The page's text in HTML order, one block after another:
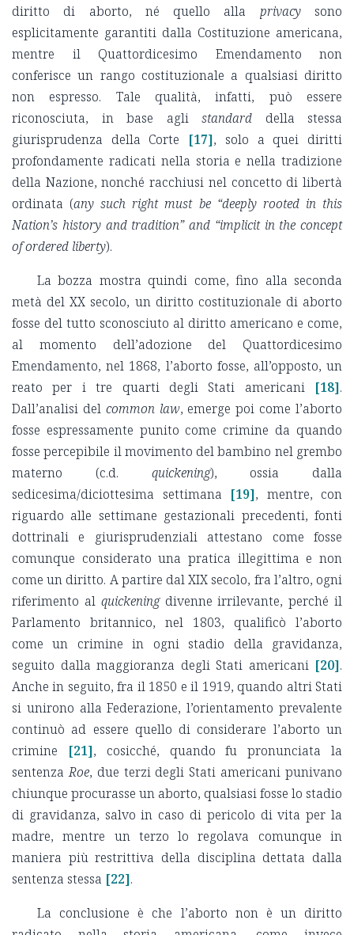
diritto di aborto, né quello alla privacysono
esplicitamente garantiti dalla Costituzione americana,
mentre il Quattordicesimo Emendamento non
conferisce un rango costituzionale a qualsiasi diritto
non espresso. Tale qualità, infatti, può essere
riconosciuta, in base agli standard della stessa
giurisprudenza della Corte
[17], solo a quei diritti
profondamente radicati nella storia e nella tradizione
della Nazione, nonché racchiusi nel concetto di libertà
ordinata (any such right must be “deeply rooted in this
Nation’s history and tradition” and “implicit in the concept
of ordered liberty).
La bozza mostra quindi come, fino alla seconda
metà del XX secolo, un diritto costituzionale di aborto
fosse del tutto sconosciuto al diritto americano e come,
al momento dell’adozione del Quattordicesimo
Emendamento, nel 1868, l’aborto fosse, all’opposto, un
reato per i tre quarti degli Stati americani
[18].
Dall’analisi del common law, emerge poi come l’aborto
fosse espressamente punito come crimine da quando
fosse percepibile il movimento del bambino nel grembo
materno (c.d. quickening), ossia dalla
sedicesima/diciottesima settimana [19], mentre, con
riguardo alle settimane gestazionali precedenti, fonti
dottrinali e giurisprudenziali attestano come fosse
comunque considerato una pratica illegittima e non
come un diritto. A partire dal XIX secolo, fra l’altro, ogni
riferimento al quickening divenne irrilevante, perché il
Parlamento britannico, nel 1803, qualificò l’aborto
come un crimine in ogni stadio della gravidanza,
seguito dalla maggioranza degli Stati americani [20].
Anche in seguito, fra il 1850 e il 1919, quando altri Stati
si unirono alla Federazione, l’orientamento prevalente
continuò ad essere quello di considerare l’aborto un
crimine
[21], cosicché, quando fu pronunciata la
sentenzaRoe, due terzi degli Stati americani punivano
chiunque procurasse un aborto, qualsiasi fosse lo stadio
di gravidanza, salvo in caso di pericolo di vita per la
madre, mentre un terzo lo regolava comunque in
maniera più restrittiva della disciplina dettata dalla
sentenza stessa [22].
La conclusione è che l’aborto non è un diritto